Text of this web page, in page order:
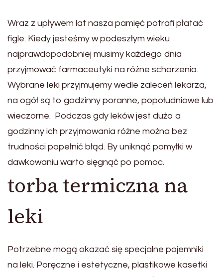
Wraz z upływem lat nasza pamięć potrafi płatać
figle. Kiedy jesteśmy w podeszłym wieku
najprawdopodobniej musimy każdego dnia
przyjmować farmaceutyki na różne schorzenia.
Wybrane leki przyjmujemy wedle zaleceń lekarza,
na ogół są to godzinny poranne, popołudniowe lub
wieczorne. Podczas gdy leków jest dużo a
godzinny ich przyjmowania różne można bez
trudności popełnić błąd. By uniknąć pomyłki w
dawkowaniu warto sięgnąć po pomoc.
torba termiczna na
leki
Potrzebne mogą okazać się specjalne pojemniki
na leki. Poręczne i estetyczne, plastikowe kasetki